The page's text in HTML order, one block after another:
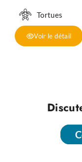
Tortues
Voir le détail